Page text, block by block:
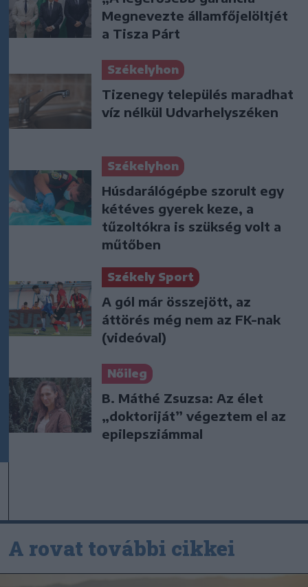
Megnevezte államfőjelöltjét
a Tisza Párt
Székelyhon
Tizenegy település maradhat
víz nélkül Udvarhelyszéken
Székelyhon
Húsdarálógépbe szorult egy
kétéves gyerek keze, a
tűzoltókra is szükség volt a
műtőben
Székely Sport
A gól már összejött, az
áttörés még nem az FK-nak
(videóval)
Nőileg
B. Máthé Zsuzsa: Az élet
„doktoriját” végeztem el az
epilepsziámmal
A rovat további cikkei